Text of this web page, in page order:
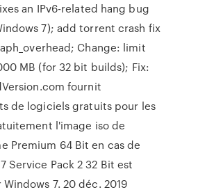
an IPv6-related hang bug
7); add torrent crash fix
Change: limit
MB (for 32 bit builds); Fix:
fournit
de logiciels gratuits pour les
l'image iso de
Premium 64 Bit en cas de
Service Pack 2 32 Bit est
7. 20 déc. 2019